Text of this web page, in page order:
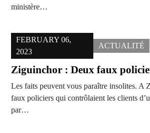
ministère…
FEBRUARY 06,
2023
ACTUALITÉ
Ziguinchor : Deux faux
Les faits peuvent vous paraître insolites. A
faux policiers qui contrôlaient les clients
par…